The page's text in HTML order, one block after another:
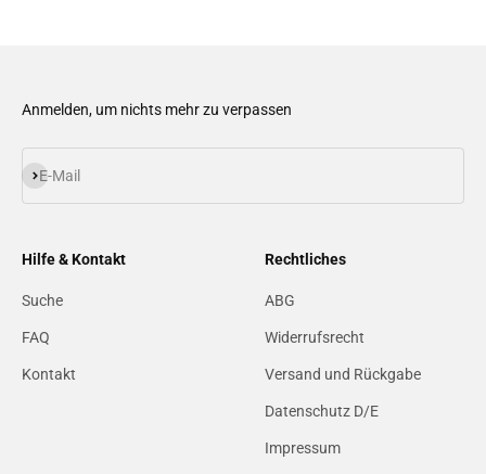
Anmelden, um nichts mehr zu verpassen
E-Mail
Abonnieren
Hilfe & Kontakt
Suche
FAQ
Kontakt
Rechtliches
ABG
Widerrufsrecht
Versand und Rückgabe
Datenschutz D/E
Impressum